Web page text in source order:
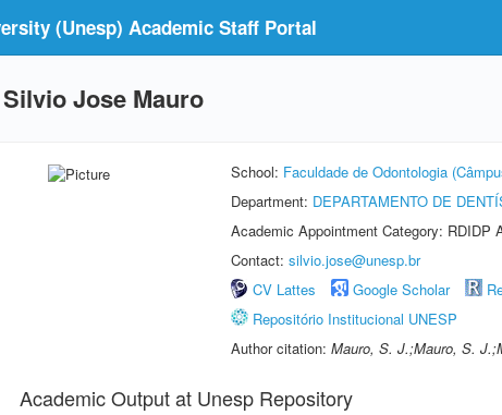
(Unesp) Academic Staff Portal
Silvio Jose Mauro
School: Faculdade de Odontologia
Department: DEPARTAMENTO DE
Academic Appointment Category: RDIDP
Contact: silvio.jose@unesp.br
CV Lattes
Google Scholar
Repositório Institucional UNESP
Author citation: Mauro, S. J.;Mauro, S.
Academic Output at Unesp Repository